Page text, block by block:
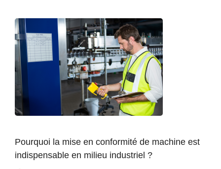
Pourquoi la mise en conformité de machine est
indispensable en milieu industriel ?